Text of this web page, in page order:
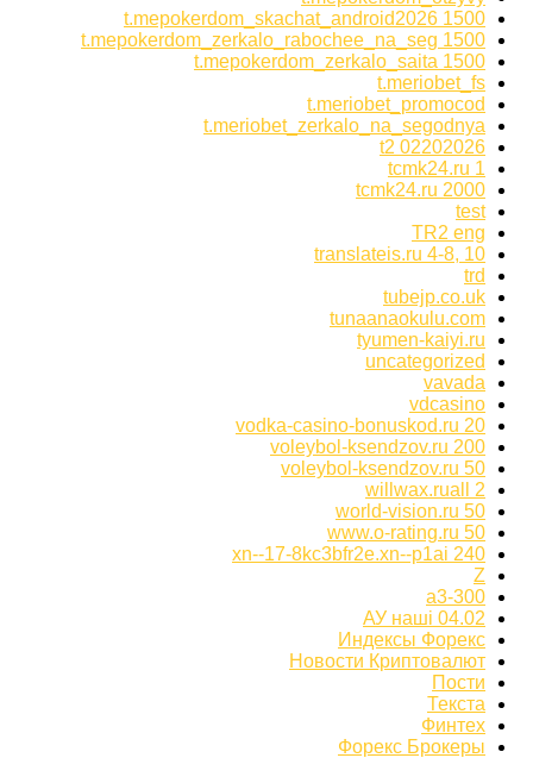
t.mepokerdom_skachat_android2026 1500
t.mepokerdom_zerkalo_rabochee_na_seg 1500
t.mepokerdom_zerkalo_saita 1500
t.meriobet_fs
t.meriobet_promocod
t.meriobet_zerkalo_na_segodnya
t2 02202026
tcmk24.ru 1
tcmk24.ru 2000
test
TR2 eng
translateis.ru 4-8, 10
trd
tubejp.co.uk
tunaanaokulu.com
tyumen-kaiyi.ru
uncategorized
vavada
vdcasino
vodka-casino-bonuskod.ru 20
voleybol-ksendzov.ru 200
voleybol-ksendzov.ru 50
willwax.ruall 2
world-vision.ru 50
www.o-rating.ru 50
xn--17-8kc3bfr2e.xn--p1ai 240
Z
а3-300
АУ наші 04.02
Индексы Форекс
Новости Криптовалют
Пости
Текста
Финтех
Форекс Брокеры